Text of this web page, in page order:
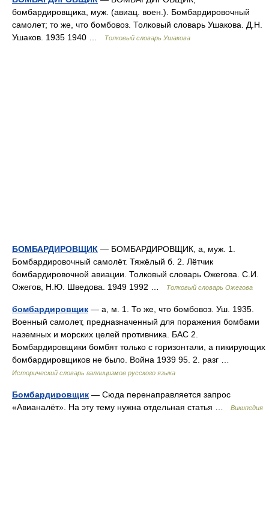
бомбардировщика, муж. (авиац. воен.). Бомбардировочный
самолет; то же, что бомбовоз. Толковый словарь Ушакова. Д.Н.
Ушаков. 1935 1940 …
Толковый словарь Ушакова
БОМБАРДИРОВЩИК — БОМБАРДИРОВЩИК, а, муж. 1.
Бомбардировочный самолёт. Тяжёлый б. 2. Лётчик
бомбардировочной авиации. Толковый словарь Ожегова. С.И.
Ожегов, Н.Ю. Шведова. 1949 1992 …
Толковый словарь Ожегова
бомбардировщик — а, м. 1. То же, что бомбовоз. Уш. 1935.
Военный самолет, предназначенный для поражения бомбами
наземных и морских целей противника. БАС 2.
Бомбардировщики бомбят только с горизонтали, а пикирующих
бомбардировщиков не было. Война 1939 95. 2. разг …
Исторический словарь галлицизмов русского языка
Бомбардировщик — Сюда перенаправляется запрос
«Авианалёт». На эту тему нужна отдельная статья …
Википедия